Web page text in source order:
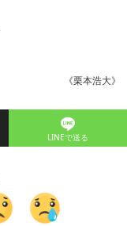
《栗本浩大》
LINEで送る